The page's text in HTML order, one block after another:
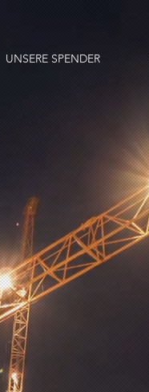
UNSERE SPENDER